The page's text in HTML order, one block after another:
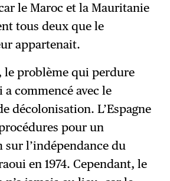
le Maroc et la Mauritanie
tous deux que le
appartenait.
le problème qui perdure
a commencé avec le
décolonisation. L’Espagne
pour un
sur l’indépendance du
en 1974. Cependant, le